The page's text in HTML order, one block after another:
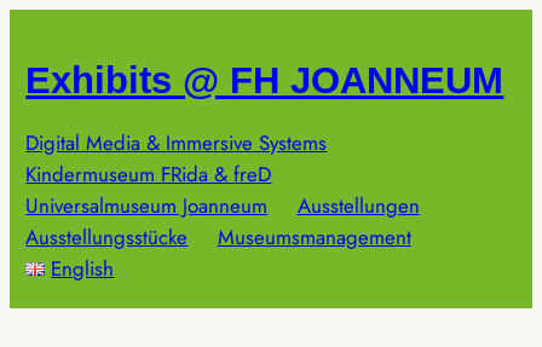
springen
Exhibits @ FH JOANNEUM
Digital Media & Immersive Systems
Kindermuseum FRida & freD
Universalmuseum Joanneum
Ausstellungen
Ausstellungsstücke
Museumsmanagement
English